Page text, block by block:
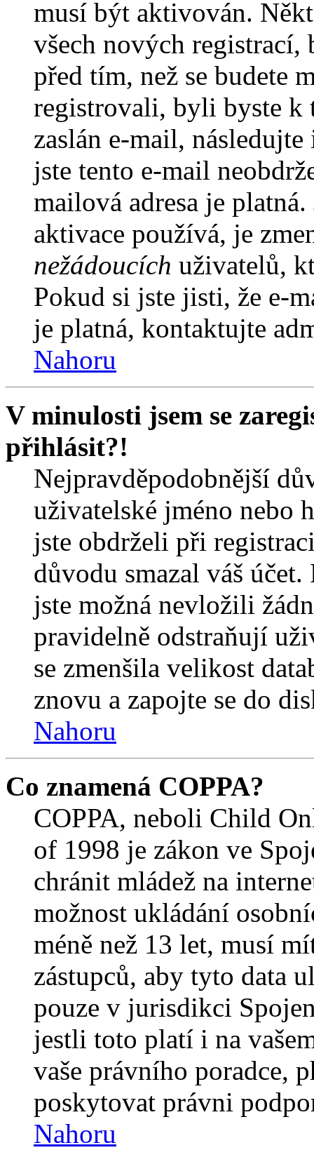
musí být aktivován.
všech nových
před tím, než se budete
registrovali, byli byste k
zaslán e-mail,
jste tento e-mail
mailová adresa je
aktivace používá, je
nežádoucích uživatelů,
Pokud si jste jisti, že e-
je platná, kontaktujte
Nahoru
V minulosti jsem se
přihlásit?!
Nejpravděpodobnější
uživatelské jméno nebo
jste obdrželi při
důvodu smazal váš
jste možná nevložili
pravidelně odstraňují
se zmenšila velikost
znovu a zapojte se do
Nahoru
Co znamená COPPA?
COPPA, neboli Child
of 1998 je zákon ve
chránit mládež na
možnost ukládání
méně než 13 let, musí
zástupců, aby tyto data
pouze v jurisdikci
jestli toto platí i na
vaše právního poradce,
poskytovat právni
Nahoru